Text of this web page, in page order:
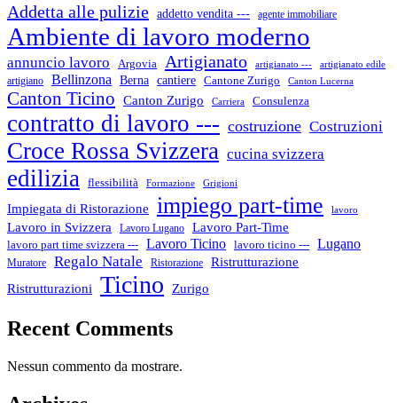
Addetta alle pulizie addetto vendita --- agente immobiliare
Ambiente di lavoro moderno
annuncio lavoro Argovia Artigianato artigianato --- artigianato edile
artigiano Bellinzona Berna cantiere Cantone Zurigo Canton Lucerna
Canton Ticino Canton Zurigo Carriera Consulenza
contratto di lavoro --- costruzione Costruzioni
Croce Rossa Svizzera cucina svizzera
edilizia flessibilità Formazione Grigioni
Impiegata di Ristorazione impiego part-time lavoro
Lavoro in Svizzera Lavoro Lugano Lavoro Part-Time
lavoro part time svizzera --- Lavoro Ticino lavoro ticino --- Lugano
Muratore Regalo Natale Ristorazione
Ristrutturazione
Ristrutturazioni
Ticino Zurigo
Recent Comments
Nessun commento da mostrare.